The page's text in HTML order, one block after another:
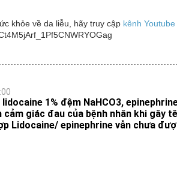
khỏe về da liễu, hãy truy cậpkênh Youtube
lidocaine 1% đệm NaHCO3,
cảm giác đau của bệnh nhân khi gây
Lidocaine/ epinephrine vẫn chưa